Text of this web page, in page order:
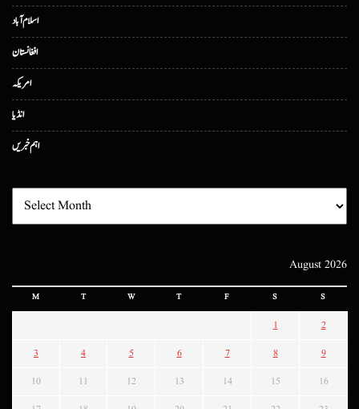
اسلام آباد
افغانستان
امریکہ
انڈیا
اہم خبریں
August 2026
M T W T F S S
1 2
3 4 5 6 7 8 9
10 11 12 13 14 15 16